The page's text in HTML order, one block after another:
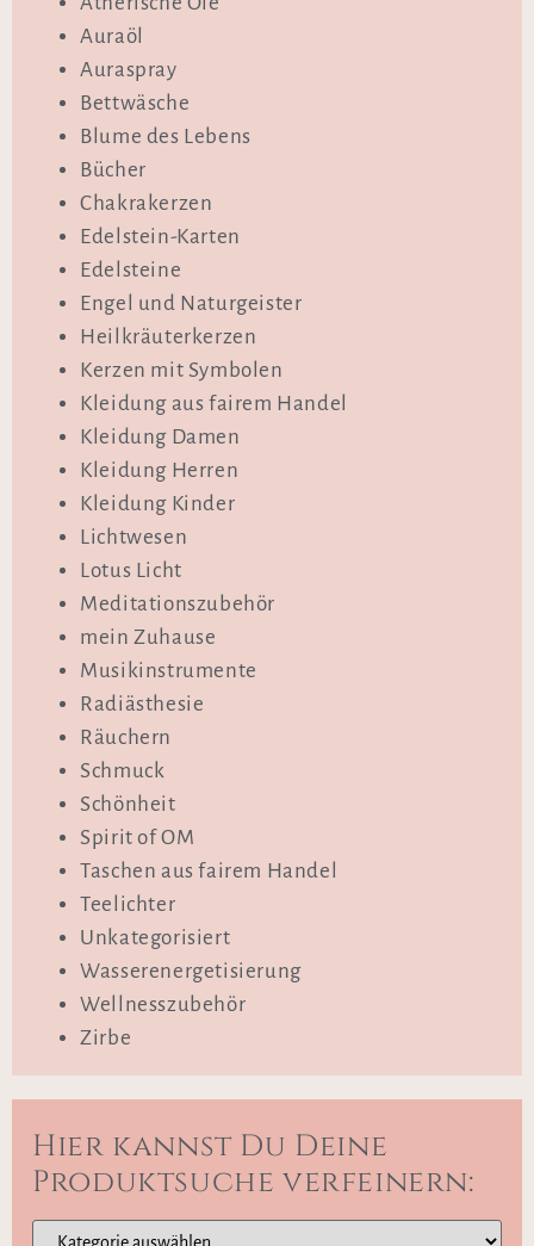
Auraöl
Auraspray
Bettwäsche
Blume des Lebens
Bücher
Chakrakerzen
Edelstein-Karten
Edelsteine
Engel und Naturgeister
Heilkräuterkerzen
Kerzen mit Symbolen
Kleidung aus fairem Handel
Kleidung Damen
Kleidung Herren
Kleidung Kinder
Lichtwesen
Lotus Licht
Meditationszubehör
mein Zuhause
Musikinstrumente
Radiästhesie
Räuchern
Schmuck
Schönheit
Spirit of OM
Taschen aus fairem Handel
Teelichter
Unkategorisiert
Wasserenergetisierung
Wellnesszubehör
Zirbe
Hier kannst Du Deine
Produktsuche verfeinern: